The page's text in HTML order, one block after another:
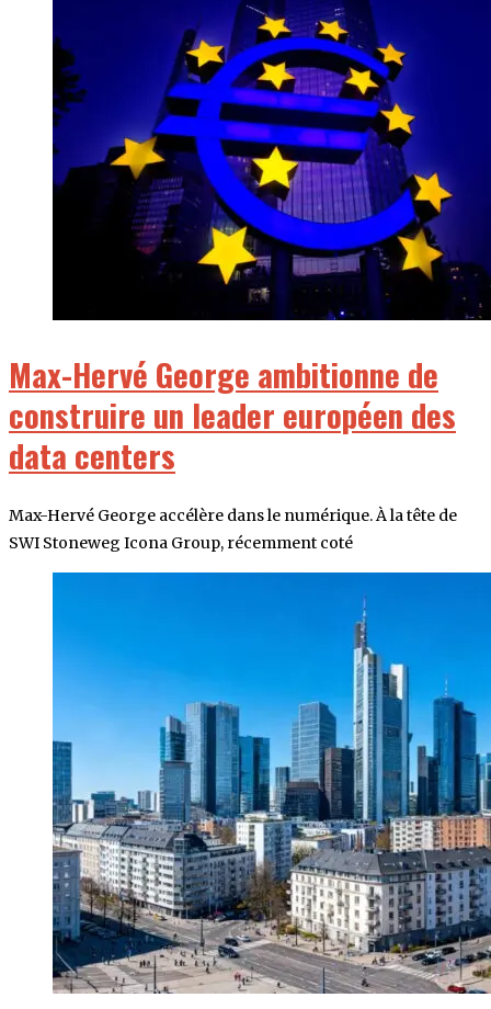
Max-Hervé George ambitionne de
construire un leader européen des
data centers
Max-Hervé George accélère dans le numérique. À la tête de
SWI Stoneweg Icona Group, récemment coté